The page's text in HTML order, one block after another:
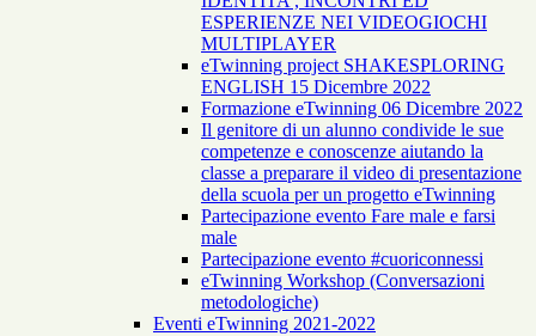
ESPERIENZE NEI VIDEOGIOCHI
MULTIPLAYER
eTwinning project SHAKESPLORING
ENGLISH 15 Dicembre 2022
Formazione eTwinning 06 Dicembre 2022
Il genitore di un alunno condivide le sue
competenze e conoscenze aiutando la
classe a preparare il video di presentazione
della scuola per un progetto eTwinning
Partecipazione evento Fare male e farsi
male
Partecipazione evento #cuoriconnessi
eTwinning Workshop (Conversazioni
metodologiche)
Eventi eTwinning 2021-2022